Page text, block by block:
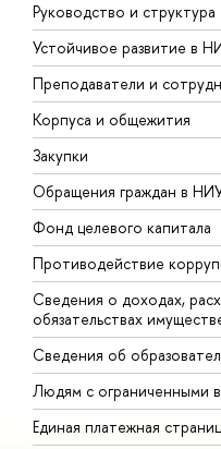
Руководство и структура
Устойчивое развитие в
Преподаватели и
Корпуса и общежития
Закупки
Обращения граждан в
Фонд целевого капитала
Противодействие
Сведения о доходах,
обязательствах
Сведения об
Людям с ограниченными
Единая платежная